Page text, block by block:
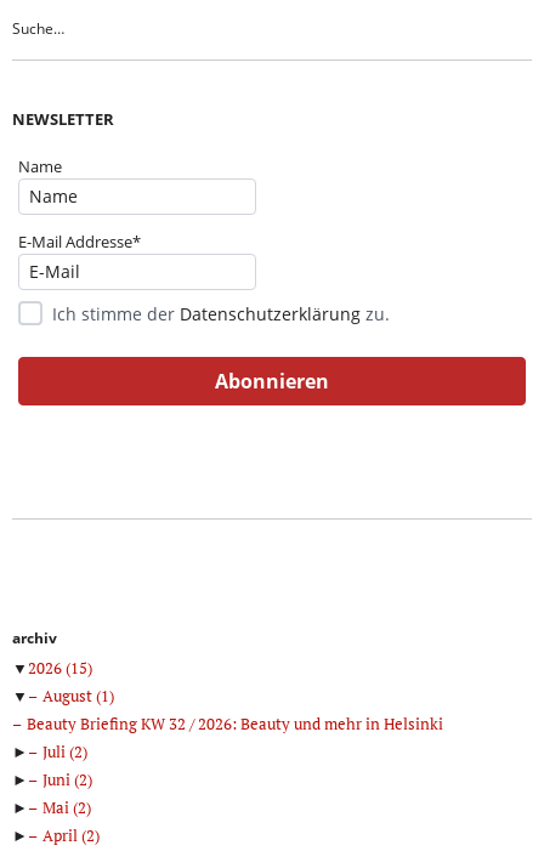
NEWSLETTER
Name
E-Mail Addresse*
Ich stimme der Datenschutzerklärung zu.
archiv
▼2026(15)
▼
August(1)
Beauty Briefing KW 32 / 2026: Beauty und mehr in Helsinki
►
Juli(2)
►
Juni(2)
►
Mai(2)
►
April(2)